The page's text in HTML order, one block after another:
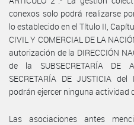
conexos solo podrá realizarse
lo establecido en el Título II,
CIVIL Y COMERCIAL DE LA
autorización de la DIRECCIÓN
de la SUBSECRETARÍA DE
SECRETARÍA DE JUSTICIA
podrán ejercer ninguna actividad
Las asociaciones antes